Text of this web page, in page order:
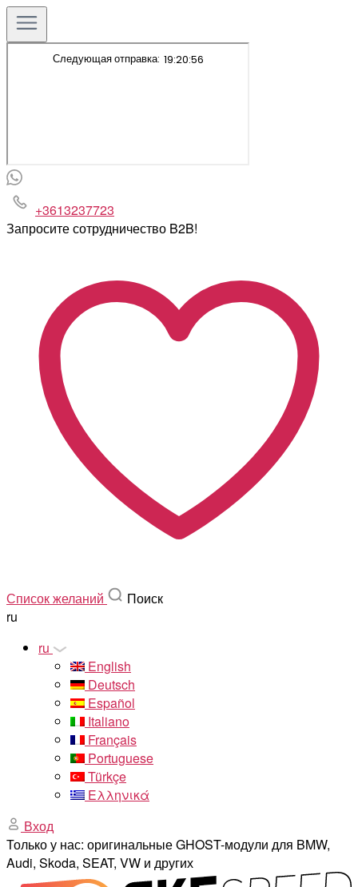
+3613237723
Запросите сотрудничество B2B!
Список желаний
Поиск
ru
ru
English
Deutsch
Español
Italiano
Français
Portuguese
Türkçe
Ελληνικά
Вход
Только у нас: оригинальные GHOST-модули для BMW,
Audi, Skoda, SEAT, VW и других